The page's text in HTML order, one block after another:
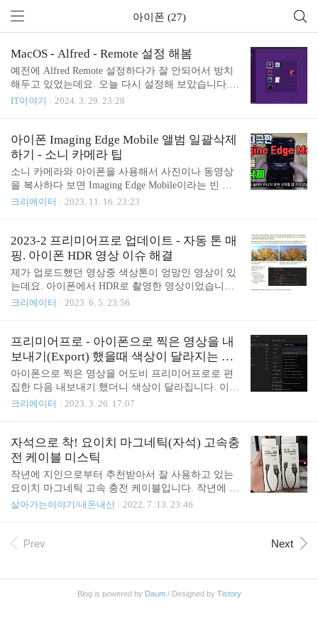
아이폰 (27)
MacOS - Alfred - Remote 설정 해봄
예전에 Alfred Remote 설정하다가 잘 안되어서 방치
해두고 있었는데요. 오늘 다시 설정해 보았습니다.Re
mote 설정에 자주 사용하는 앱이나 스크립트 같은 것
합니다. 기본 설정들도 있으니 참고해 보면 됩니다.
저는 일단 요즘 자주 사용하는 Obsidian, Edge, Intelli
J, iTerm 등을 등록했습니다. webstorm TIL의 경우 "R
un Script"로 설정을 했습니다. 내용은 다음과 같습니
다.cd /Users/junho85/WebstormProjectswebstorm TILwe
bstorm으로 TIL 프로젝트를 열어라는 의미입니다. 자
IT이야기 2024. 3. 29. 23:28
아이폰 Imaging Edge Mobile 앨범 일괄삭제
하기 - 소니 카메라 팁
소니 카메라와 아이폰을 사용해서 사진이나 동영상
을 복사하다 보면 Imaging Edge Mobile이라는 빈 앨
범이 많이 생기는데요. 하나하나 지우기는 귀찮고 한
해야 합니다. 다행히 Imaging Edge Mobile 앱에서 비
어있는 Imaging Edge Mobile 앨범을 일괄삭제하는 기
능을 제공해 주고 있습니다. "도움말 / FAQ(Wi-Fi연
결)" > "To delete empty 'Imaging Edge Mobile' albums"
메뉴로 들어가면 일괄 삭제할 수 있습니다.
크리에이터 2023. 11. 16. 23:23
2023-2 프리미어프로 업데이트 - 자동 톤 매
핑. 아이폰 HDR 영상 이슈 해결
제가 업로드했던 영상중 색상톤이 엉망인 영상이 있
는데요. 아이폰에서 HDR로 촬영한 영상이었습니다.
아래는 문제의 영상입니다. 이후로는 그냥 HDR 기능
되지만 저처럼 게으른 편집자에게는 너무나 귀찮은
작업이었습니다. 언젠가 동영상 편집 도구들이 HDR
을 쉽게 다룰 수 있게 될 때 HDR로 촬영할지를 생각
해 보기로 하였습니다. 그런데 이번에 프리미어프로
에서 자동 톤 매핑이라는 기능이 추가되었습니다. 출
처: https://helpx.adobe.com/kr/premiere-pro/using/whats
업데이트) Premiere..
크리에이터 2023. 6. 5. 23:56
프리미어프로 - 아이폰으로 찍은 영상을 내
보내기(Export) 했을때 색상이 달라지는 경
우
아이폰으로 찍은 영상을 어도비 프리미어프로로 편
집한 다음 내보내기 했더니 색상이 달라집니다. 이와
관련된 해결 방법들을 정리해 봅니다. HDR영상 설정
따로 설정해 주지 않아도 크게 문제는 없습니다. Exp
ort (내보내기) -> Preset (사전 설정) -> "HEVC - Matc
h Source (소스 일치) - HLG" ㄴ 안 보이면 "More pres
ets...(더 많은 사전 설정..)"에 들어가서 찾습니다. 좀
더 자세한 설명은 빠르크의 3분 강좌 채널의 영상을
보면 도움이 됩니다. 글로 정리된 내용도 있습니다. h
크리에이터 2023. 3. 26. 17:07
자석으로 착! 요이치 마그네틱(자석) 고속충
전 케이블 미스틱
작년에 지인으로부터 추천받아서 잘 사용하고 있는
요이치 마그네틱 고속 충전 케이블입니다. 작년에 찍
어둔 사진인데 이제야 쓰네요. 지금은 포장이 좀 바
아이폰용 라이트닝 8핀용 어뎁터입니다. 작년 구입
어디선가 잘 쓰고 있겠죠? 뭔가 물 묻어서 고장 나서
살아가는이야기/내돈내산 2022. 7. 13. 23:46
Prev Next
Blog is powered by Daum/ Designed by Tistory